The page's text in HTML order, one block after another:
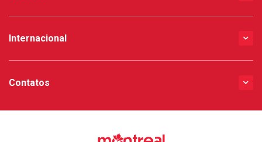
Internacional
Contatos